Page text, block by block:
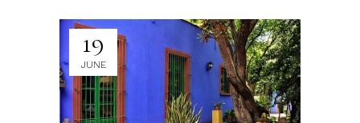
19
JUNE